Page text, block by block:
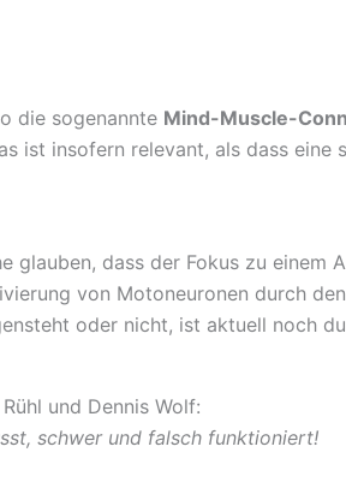
die sogenannte Mind-Muscle-
ist insofern relevant, als dass eine
dass der Fokus zu einem
von Motoneuronen durch
oder nicht, ist aktuell noch
schwer und falsch funktioniert!